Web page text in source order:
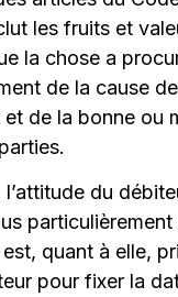
les fruits et
la chose a
de la cause
de la bonne ou
l’attitude du
quant à elle,
pour fixer la